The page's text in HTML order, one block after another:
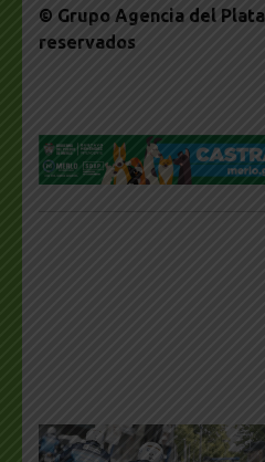
© Grupo Agencia del Plata
reservados